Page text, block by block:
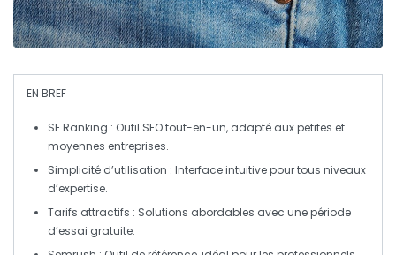
EN BREF
SE Ranking : Outil SEO tout-en-un, adapté aux petites et
moyennes entreprises.
Simplicité d’utilisation : Interface intuitive pour tous niveaux
d’expertise.
Tarifs attractifs : Solutions abordables avec une période
d’essai gratuite.